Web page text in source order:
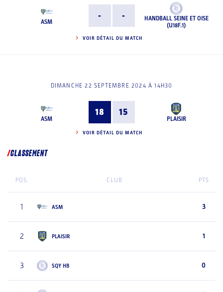
ASM
- -
HANDBALL SEINE ET OISE
(U18F.1)
VOIR DÉTAIL DU MATCH
DIMANCHE 22 SEPTEMBRE 2024 À 14H30
ASM
18 15
PLAISIR
VOIR DÉTAIL DU MATCH
CLASSEMENT
POS. CLUB PTS
1 ASM 3
2 PLAISIR 1
3 SQY HB 0